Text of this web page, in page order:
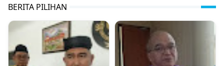
BERITA PILIHAN